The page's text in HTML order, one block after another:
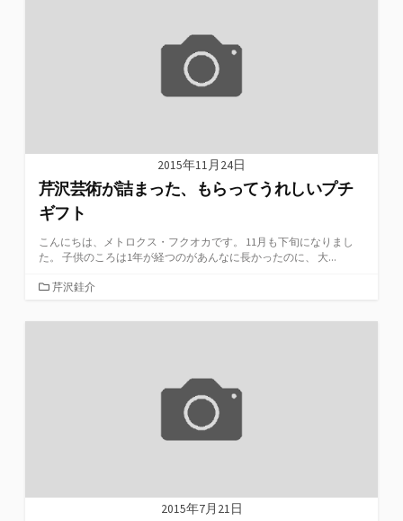
2015年11月24日
芹沢芸術が詰まった、もらってうれしいプチ
ギフト
こんにちは、メトロクス・フクオカです。 11月も下旬になりまし
た。 子供のころは1年が経つのがあんなに長かったのに、 大...
カ
ゴ
芹沢銈介
2015年7月21日